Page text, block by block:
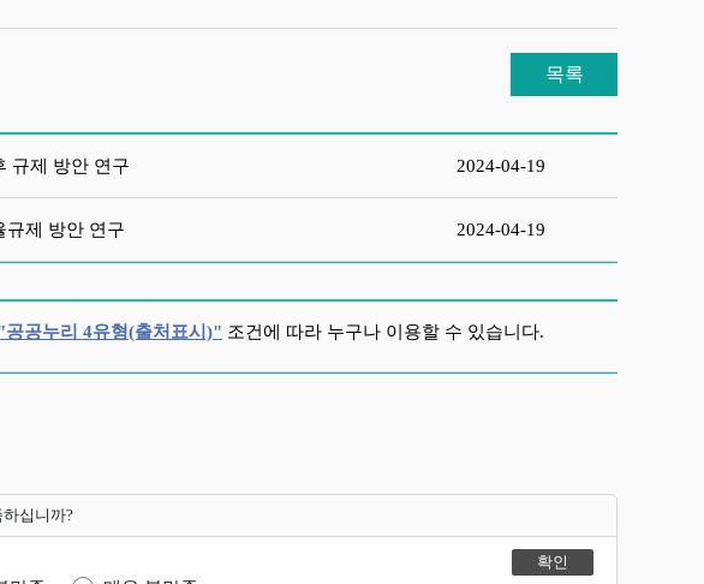
목록
규제 방안 연구 2024-04-19
규제 방안 연구 2024-04-19
공공누리 4유형(출처표시)" 조건에 따라 누구나 이용할 수 있습니다.
십니까?